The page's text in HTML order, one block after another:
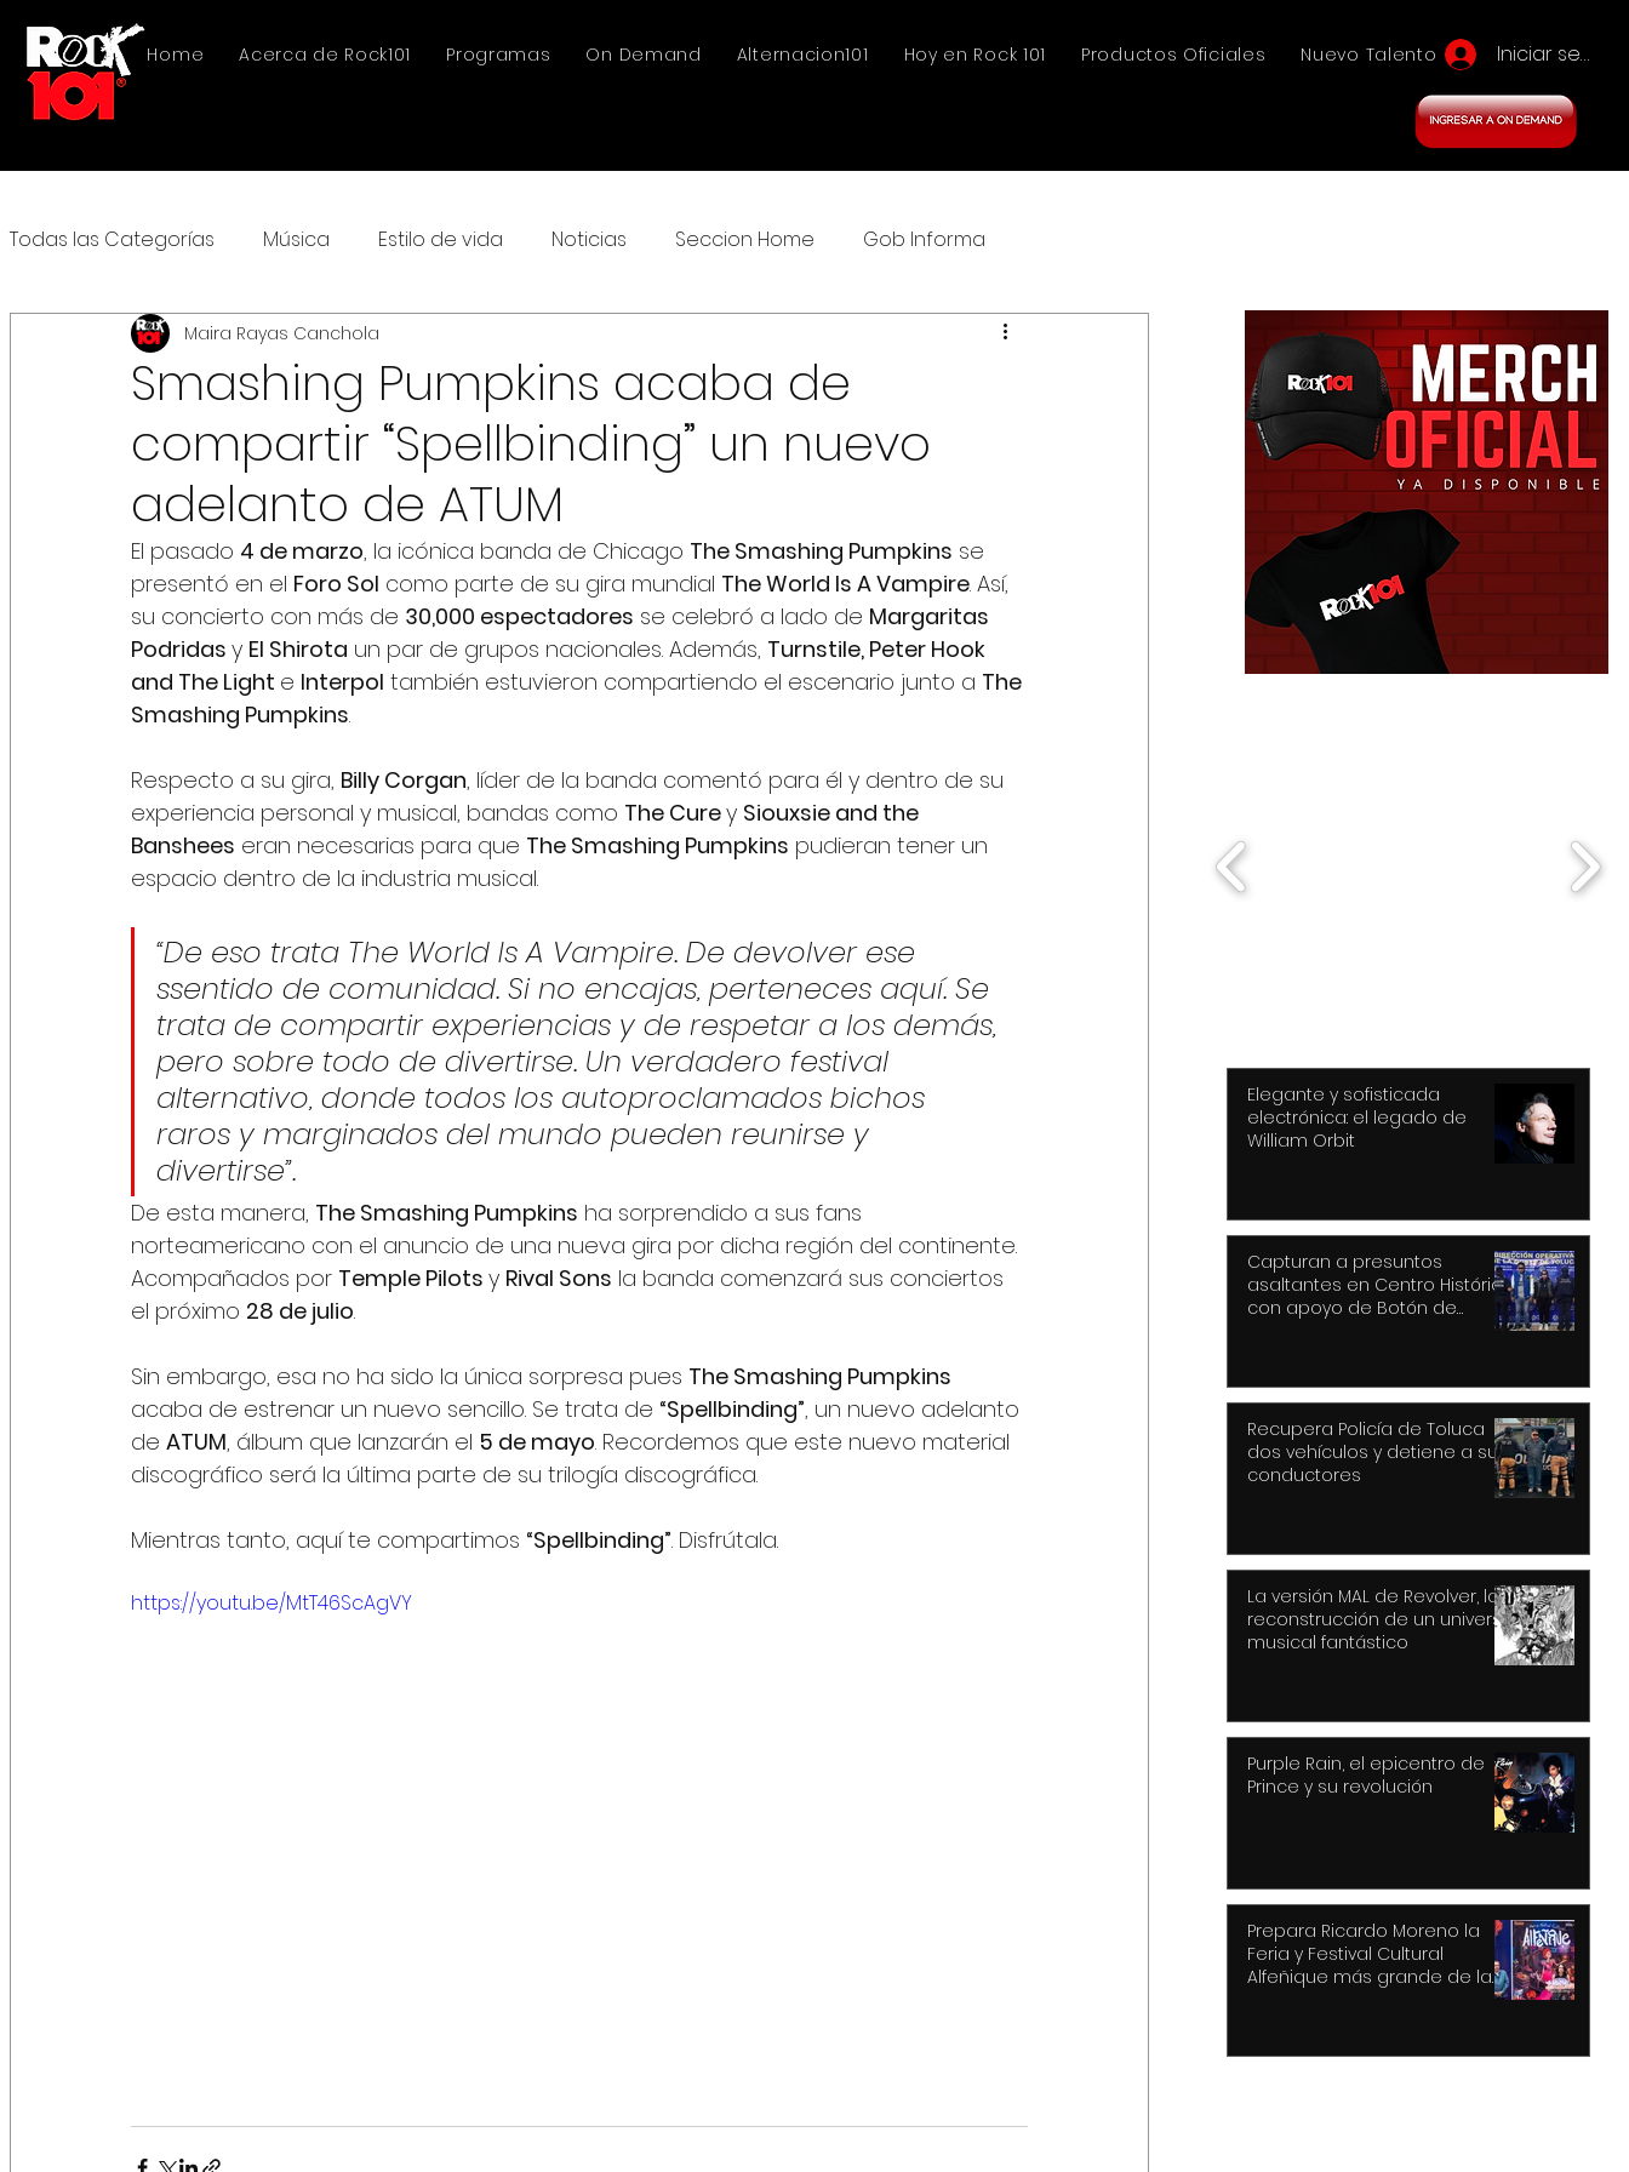
Home Acerca de Rock101 Programas On Demand Alternacion101 Hoy en Rock 101 Productos Oficiales Nuevo Talento Iniciar sesión
Todas las Categorías Música Estilo de vida Noticias Seccion Home Gob Informa
Smashing Pumpkins acaba de
compartir “Spellbinding” un nuevo
adelanto de ATUM
Maira Rayas Canchola
El pasado 4 de marzo, la icónica banda de Chicago The Smashing Pumpkins se
presentó en el Foro Sol como parte de su gira mundial The World Is A Vampire. Así,
su concierto con más de 30,000 espectadores se celebró a lado de Margaritas
Podridas y El Shirota un par de grupos nacionales. Además, Turnstile, Peter Hook
and The Light e Interpol también estuvieron compartiendo el escenario junto a The
Smashing Pumpkins.
Respecto a su gira, Billy Corgan, líder de la banda comentó para él y dentro de su
experiencia personal y musical, bandas como The Cure y Siouxsie and the
Banshees eran necesarias para que The Smashing Pumpkins pudieran tener un
espacio dentro de la industria musical.
“De eso trata The World Is A Vampire. De devolver ese
ssentido de comunidad. Si no encajas, perteneces aquí. Se
trata de compartir experiencias y de respetar a los demás,
pero sobre todo de divertirse. Un verdadero festival
alternativo, donde todos los autoproclamados bichos
raros y marginados del mundo pueden reunirse y
divertirse”.
De esta manera, The Smashing Pumpkins ha sorprendido a sus fans
norteamericano con el anuncio de una nueva gira por dicha región del continente.
Acompañados por Temple Pilots y Rival Sons la banda comenzará sus conciertos
el próximo 28 de julio.
Sin embargo, esa no ha sido la única sorpresa pues The Smashing Pumpkins
acaba de estrenar un nuevo sencillo. Se trata de “Spellbinding”, un nuevo adelanto
de ATUM, álbum que lanzarán el 5 de mayo. Recordemos que este nuevo material
discográfico será la última parte de su trilogía discográfica.
Mientras tanto, aquí te compartimos “Spellbinding”. Disfrútala.
https://youtu.be/MtT46ScAgVY
Elegante y sofisticada
electrónica: el legado de
William Orbit
Capturan a presuntos
asaltantes en Centro Histórico
con apoyo de Botón de
Recupera Policía de Toluca
dos vehículos y detiene a sus
conductores
La versión MAL de Revolver, la
reconstrucción de un universo
musical fantástico
Purple Rain, el epicentro de
Prince y su revolución
Prepara Ricardo Moreno la
Feria y Festival Cultural
Alfeñique más grande de la